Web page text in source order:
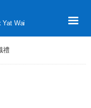
Yat Wai
禮